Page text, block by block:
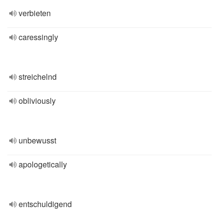
verbieten
caressingly
streichelnd
obliviously
unbewusst
apologetically
entschuldigend